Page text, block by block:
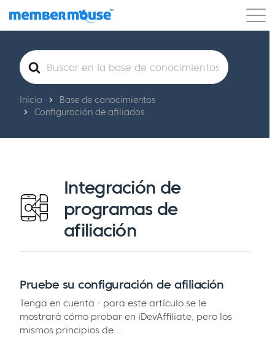
Características Clientes Precios
Comenzar
Buscar
Inicio
Base de conocimientos
Configuración de afiliados
Integración de
programas de
afiliación
Pruebe su configuración de afiliación
Tenga en cuenta - para este artículo se le
mostrará cómo probar en iDevAffiliate, pero los
mismos principios de...